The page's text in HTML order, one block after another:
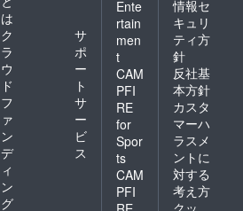
は
ク
ラ
ウ
ド
フ
ァ
ン
デ
ィ
ン
グ
サ
ポ
ー
ト
サ
ー
ビ
ス
Ente
rtain
men
t
CAM
PFI
RE
for
Spor
ts
CAM
PFI
情報セ
キュリ
ティ方
針
反社基
本方針
カスタ
マーハ
ラスメ
ントに
対する
考え方
クッ